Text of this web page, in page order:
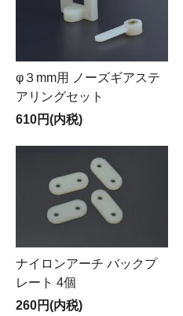
φ３mm用 ノーズギアステ
アリングセット
610円(内税)
ナイロンアーチ バックプ
レート 4個
260円(内税)